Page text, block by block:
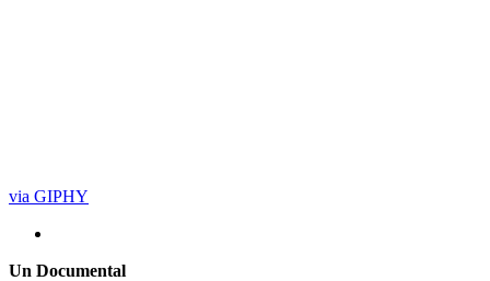
via GIPHY
Un Documental